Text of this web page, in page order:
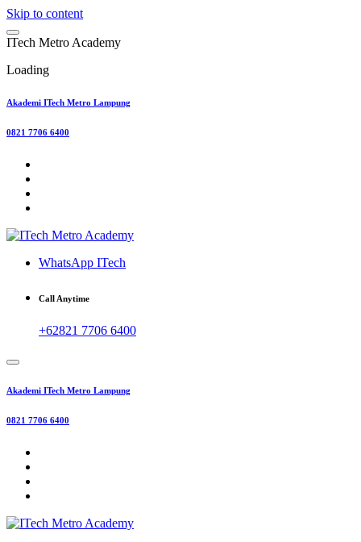
Skip to content
ITech Metro Academy
Loading
Akademi ITech Metro Lampung
0821 7706 6400
WhatsApp ITech
Call Anytime
+62821 7706 6400
Akademi ITech Metro Lampung
0821 7706 6400